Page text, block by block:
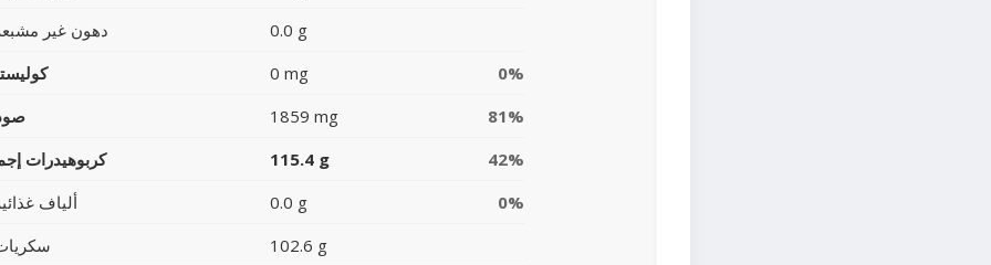
دهون غير
0.0 g
0 mg
0%
1859 mg
81%
كربوهيدرات
115.4 g
42%
ألياف
0.0 g
0%
102.6 g